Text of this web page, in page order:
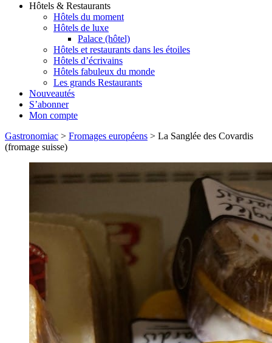
Hôtels & Restaurants
Hôtels du moment
Hôtels de luxe
Palace (hôtel)
Hôtels et restaurants dans les étoiles
Hôtels d’écrivains
Hôtels fabuleux du monde
Les grands Restaurants
Nouveautés
S’abonner
Mon compte
Gastronomiac > Fromages européens > La Sanglée des Covardis
(fromage suisse)